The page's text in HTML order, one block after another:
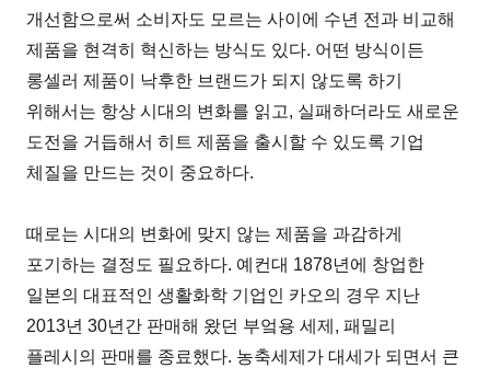
개선함으로써 소비자도 모르는 사이에 수년 전과 비교해
제품을 현격히 혁신하는 방식도 있다. 어떤 방식이든
롱셀러 제품이 낙후한 브랜드가 되지 않도록 하기
위해서는 항상 시대의 변화를 읽고, 실패하더라도 새로운
도전을 거듭해서 히트 제품을 출시할 수 있도록 기업
체질을 만드는 것이 중요하다.
때로는 시대의 변화에 맞지 않는 제품을 과감하게
포기하는 결정도 필요하다. 예컨대 1878년에 창업한
일본의 대표적인 생활화학 기업인 카오의 경우 지난
2013년 30년간 판매해 왔던 부엌용 세제, 패밀리
플레시의 판매를 종료했다. 농축세제가 대세가 되면서 큰